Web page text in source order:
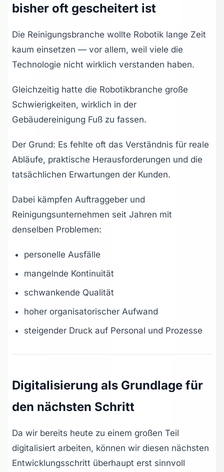
bisher oft gescheitert ist
Die Reinigungsbranche wollte Robotik lange Zeit
kaum einsetzen — vor allem, weil viele die
Technologie nicht wirklich verstanden haben.
Gleichzeitig hatte die Robotikbranche große
Schwierigkeiten, wirklich in der
Gebäudereinigung Fuß zu fassen.
Der Grund: Es fehlte oft das Verständnis für reale
Abläufe, praktische Herausforderungen und die
tatsächlichen Erwartungen der Kunden.
Dabei kämpfen Auftraggeber und
Reinigungsunternehmen seit Jahren mit
denselben Problemen:
personelle Ausfälle
mangelnde Kontinuität
schwankende Qualität
hoher organisatorischer Aufwand
steigender Druck auf Personal und Prozesse
Digitalisierung als Grundlage für
den nächsten Schritt
Da wir bereits heute zu einem großen Teil
digitalisiert arbeiten, können wir diesen nächsten
Entwicklungsschritt überhaupt erst sinnvoll